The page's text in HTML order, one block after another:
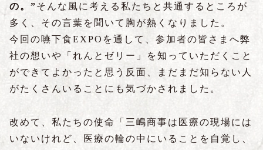
の。”そんな風に考える私たちと共通するところが
多く、その言葉を聞いて胸が熱くなりました。
今回の嚥下食EXPOを通して、参加者の皆さまへ弊
社の想いや「れんとゼリー」を知っていただくこと
ができてよかったと思う反面、まだまだ知らない人
がたくさんいることにも気づかされました。
改めて、私たちの使命「三嶋商事は医療の現場には
いないけれど、医療の輪の中にいることを自覚し、